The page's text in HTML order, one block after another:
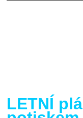
LETNÍ